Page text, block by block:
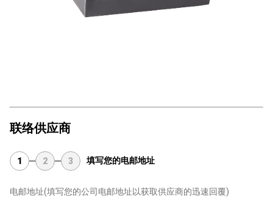
联络供应商
1 2 3 填写您的电邮地址
电邮地址(填写您的公司电邮地址以获取供应商的迅速回覆)